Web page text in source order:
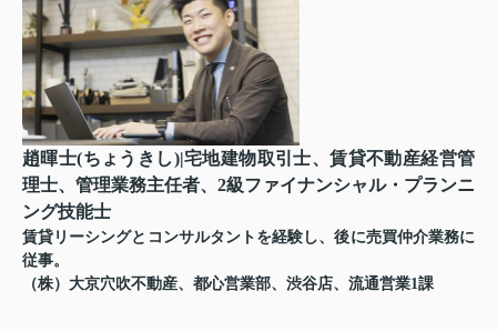
趙暉士(ちょうきし)|宅地建物取引士、賃貸不動産経営管
理士、管理業務主任者、2級ファイナンシャル・プランニ
ング技能士
賃貸リーシングとコンサルタントを経験し、後に売買仲介業務に
従事。
（株）大京穴吹不動産、都心営業部、渋谷店、流通営業1課